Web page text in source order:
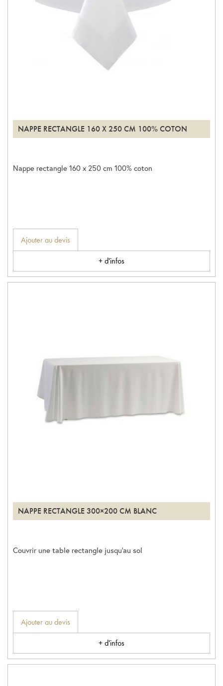
NAPPE RECTANGLE 160 X 250 CM 100% COTON
Nappe rectangle 160 x 250 cm 100% coton
Ajouter au devis
+ d'infos
NAPPE RECTANGLE 300×200 CM BLANC
Couvrir une table rectangle jusqu’au sol
Ajouter au devis
+ d'infos